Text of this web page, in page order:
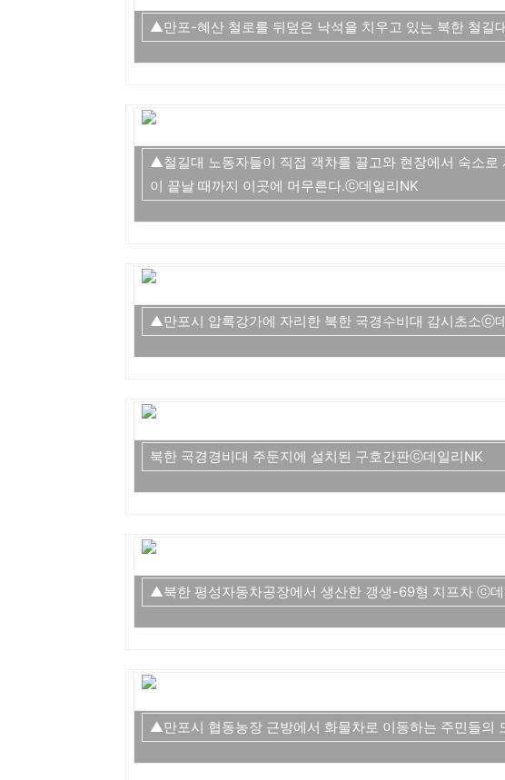
▲만포-혜산 철로를 뒤덮은 낙석을 치우고 있는 북한 철길
▲철길대 노동자들이 직접 객차를 끌고와 현장에서 숙소로
이 끝날 때까지 이곳에 머무른다.ⓒ데일리NK
▲만포시 압록강가에 자리한 북한 국경수비대 감시초소ⓒ
북한 국경경비대 주둔지에 설치된 구호간판ⓒ데일리NK
▲북한 평성자동차공장에서 생산한 갱생-69형 지프차 ⓒ
▲만포시 협동농장 근방에서 화물차로 이동하는 주민들의